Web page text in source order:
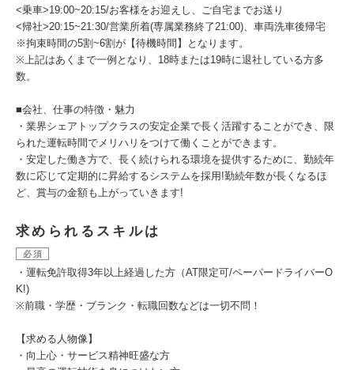
<乗車>19:00~20:15/お客様をお迎えし、ご自宅までお送り
<帰社>20:15~21:30/営業所着(専属業務終了21:00)、車両洗車後帰宅
※拘束時間の5割~6割が【待機時間】となります。
※上記はあくまで一例となり、18時または19時に退社している方多
数。
■会社、仕事の特徴・魅力
・業界シェアトップクラスの安定企業で長く活躍することができ、限
られた運転時間でメリハリをつけて働くことができます。
・安定した働き方で、長く続けられる環境を提供するために、勤続年
数に応じて定期的に昇給するシステムを採用!勤続年数が長くなるほ
ど、賞与の金額も上がっていきます!
求められるスキルは
必須
・運転免許取得3年以上経過した方（AT限定可/ペーパードライバーO
K!)
※前職・学歴・ブランク・転職回数などは一切不問！
【求める人物像】
・向上心・サービス精神旺盛な方